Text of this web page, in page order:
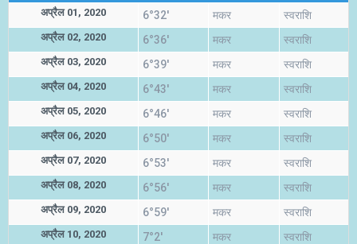
अप्रैल 01, 2020 6°32' मकर स्वराशि
अप्रैल 02, 2020 6°36' मकर स्वराशि
अप्रैल 03, 2020 6°39' मकर स्वराशि
अप्रैल 04, 2020 6°43' मकर स्वराशि
अप्रैल 05, 2020 6°46' मकर स्वराशि
अप्रैल 06, 2020 6°50' मकर स्वराशि
अप्रैल 07, 2020 6°53' मकर स्वराशि
अप्रैल 08, 2020 6°56' मकर स्वराशि
अप्रैल 09, 2020 6°59' मकर स्वराशि
अप्रैल 10, 2020 7°2' मकर स्वराशि